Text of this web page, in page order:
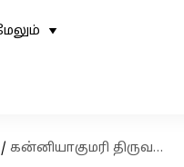
/ கன்னியாகுமரி திருவள்ளுவர் சிலைக்கு ரூ.1 கோடி செலவில் புனரமைப்பு பணி மேற்கொள்ளப்பட்டு நிறைவு